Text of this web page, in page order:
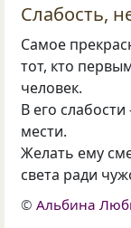
Слабость,
Самое
тот, кто
человек.
В его
мести.
Желать ему
света ради
©Альбина